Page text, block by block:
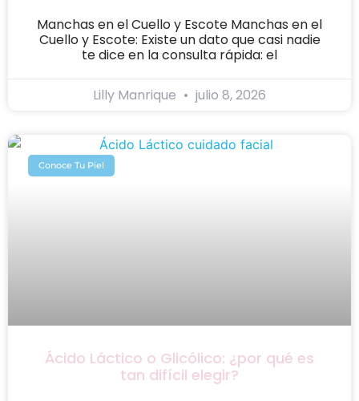
Manchas en el Cuello y Escote Manchas en el
Cuello y Escote: Existe un dato que casi nadie
te dice en la consulta rápida: el
Lilly Manrique julio 8, 2026
Conoce Tu Piel
Ácido Láctico o Glicólico: ¿por qué es
tan difícil elegir?